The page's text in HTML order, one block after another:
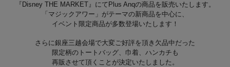
『Disney THE MARKET』にてPlus Anqの商品を販売いたします。
「マジックアワー」がテーマの新商品を中心に、
イベント限定商品が多数登場いたします！
さらに銀座三越会場で大変ご好評を頂き欠品中だった
限定柄のトートバッグ、巾着、ハンカチも
再販させて頂くことが決定いたしました。